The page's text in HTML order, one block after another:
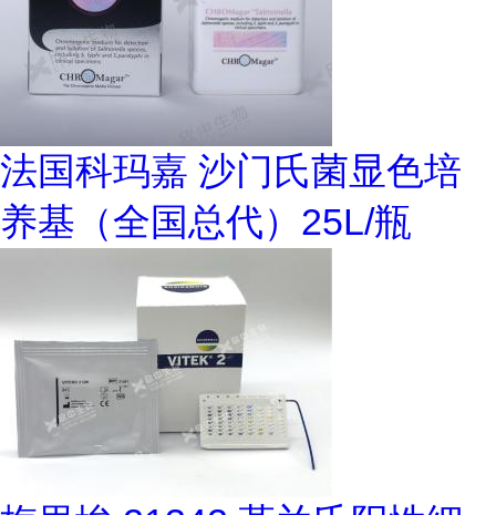
法国科玛嘉 沙门氏菌显色培
养基（全国总代）25L/瓶